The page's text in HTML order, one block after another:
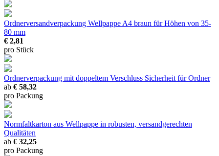
Ordnerversandverpackung Wellpappe A4 braun für Höhen von 35-
80 mm
€ 2,81
pro Stück
Ordnerverpackung mit doppeltem Verschluss Sicherheit für Ordner
ab € 58,32
pro Packung
Normfaltkarton aus Wellpappe in robusten, versandgerechten
Qualitäten
ab € 32,25
pro Packung